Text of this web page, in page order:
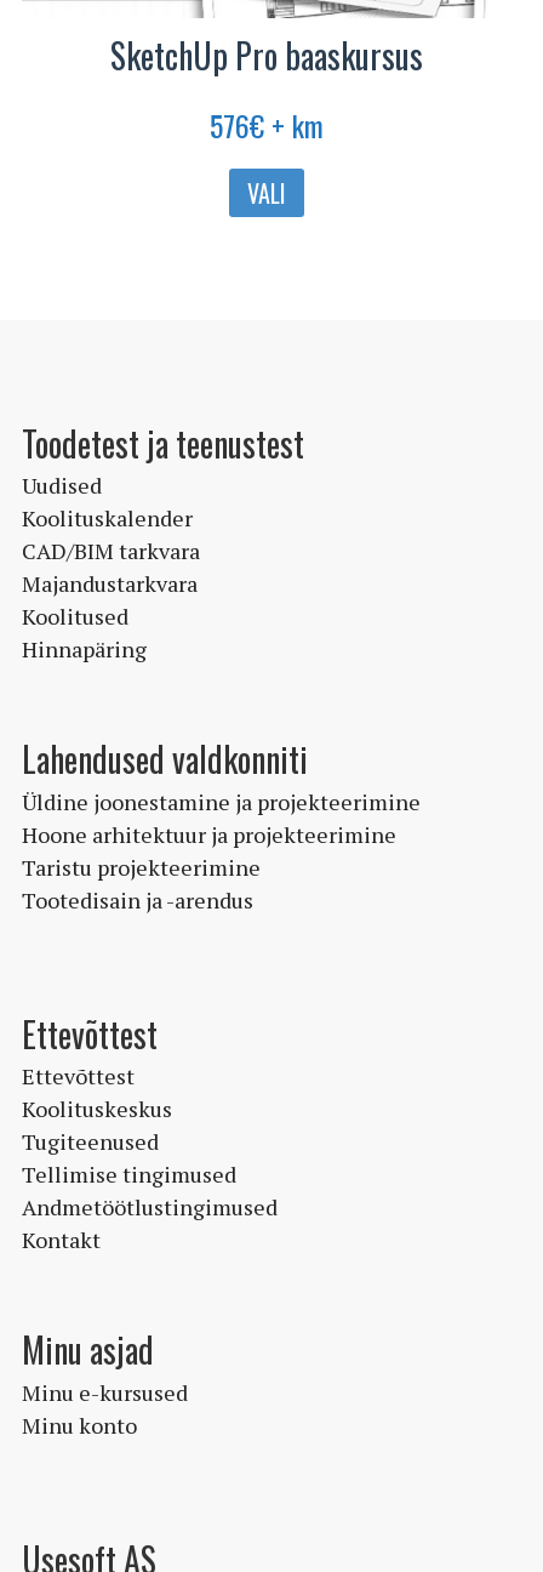
SketchUp Pro baaskursus
576€+ km
VALI
Sellel
tootelehel.
Toodetest ja teenustest
Uudised
Koolituskalender
CAD/BIM tarkvara
Majandustarkvara
Koolitused
Hinnapäring
Lahendused valdkonniti
Üldine joonestamine ja projekteerimine
Hoone arhitektuur ja projekteerimine
Taristu projekteerimine
Tootedisain ja -arendus
Ettevõttest
Ettevõttest
Koolituskeskus
Tugiteenused
Tellimise tingimused
Andmetöötlustingimused
Kontakt
Minu asjad
Minu e-kursused
Minu konto
Usesoft AS